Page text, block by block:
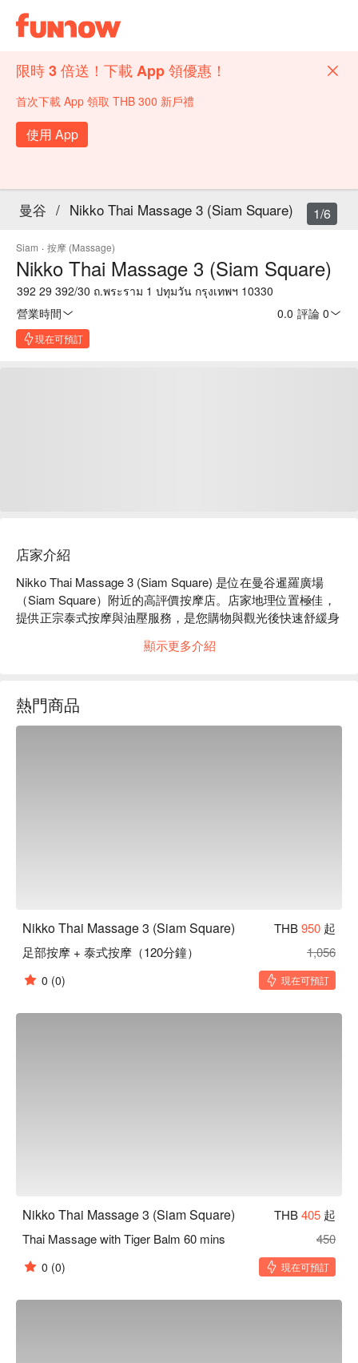
限時 3 倍送！下載 App 領優惠！
首次下載 App 領取 THB 300 新戶禮
使用 App
曼谷 / Nikko Thai Massage 3 (Siam Square)
Siam · 按摩 (Massage)
Nikko Thai Massage 3 (Siam Square)
392 29 392/30 ถ.พระราม 1 ปทุมวัน กรุงเทพฯ 10330
營業時間
0.0 評論 0
現在可預訂
1/6
店家介紹
Nikko Thai Massage 3 (Siam Square) 是位在曼谷暹羅廣場
（Siam Square）附近的高評價按摩店。店家地理位置極佳，
提供正宗泰式按摩與油壓服務，是您購物與觀光後快速舒緩身
Nikko Thai Massage 3 評價：Google 4.8 星好評。
確保每位顧客都能擁有私密放鬆的體驗。
Nikko Thai Massage 3 的按摩師皆具有專業經驗，手技熟練且
顯示更多介紹
熱門商品
Nikko Thai Massage 3 (Siam Square) THB950 起
足部按摩 + 泰式按摩（120分鐘）
1,056
0 (0) 現在可預訂
Nikko Thai Massage 3 (Siam Square) THB405 起
Thai Massage with Tiger Balm 60 mins
450
0 (0) 現在可預訂